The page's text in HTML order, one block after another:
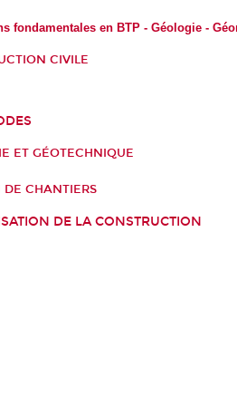
fondamentales en BTP - Géologie -
CIVILE
ET GÉOTECHNIQUE
DE CHANTIERS
DE LA CONSTRUCTION